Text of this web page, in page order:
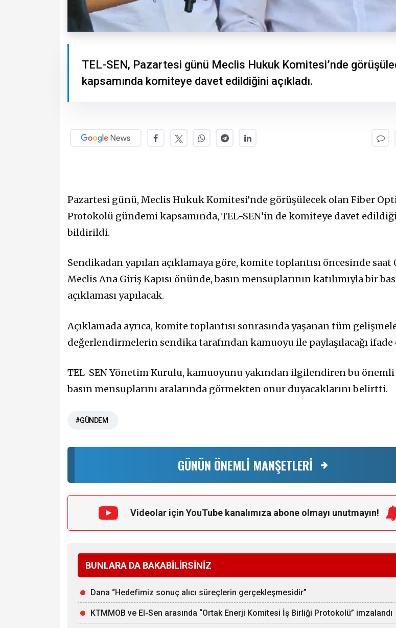
TEL-SEN, Pazartesi günü Meclis Hukuk Komitesi’nde
kapsamında komiteye davet edildiğini açıkladı.
Pazartesi günü, Meclis Hukuk Komitesi’nde görüşülecek olan Fiber
Protokolü gündemi kapsamında, TEL-SEN’in de komiteye davet
bildirildi.
Sendikadan yapılan açıklamaya göre, komite toplantısı öncesinde saat
Meclis Ana Giriş Kapısı önünde, basın mensuplarının katılımıyla bir
açıklaması yapılacak.
Açıklamada ayrıca, komite toplantısı sonrasında yaşanan tüm
değerlendirmelerin sendika tarafından kamuoyu ile paylaşılacağı
TEL-SEN Yönetim Kurulu, kamuoyunu yakından ilgilendiren bu önemli
basın mensuplarını aralarında görmekten onur duyacaklarını belirtti.
#GÜNDEM
GÜNÜN ÖNEMLİ MANŞETLERİ
Videolar için YouTube kanalımıza abone olmayı unutmayın!
BUNLARA DA BAKABİLİRSİNİZ
Dana “Hedefimiz sonuç alıcı süreçlerin gerçekleşmesidir”
KTMMOB ve El-Sen arasında “Ortak Enerji Komitesi İş Birliği Protokolü” imzalandı